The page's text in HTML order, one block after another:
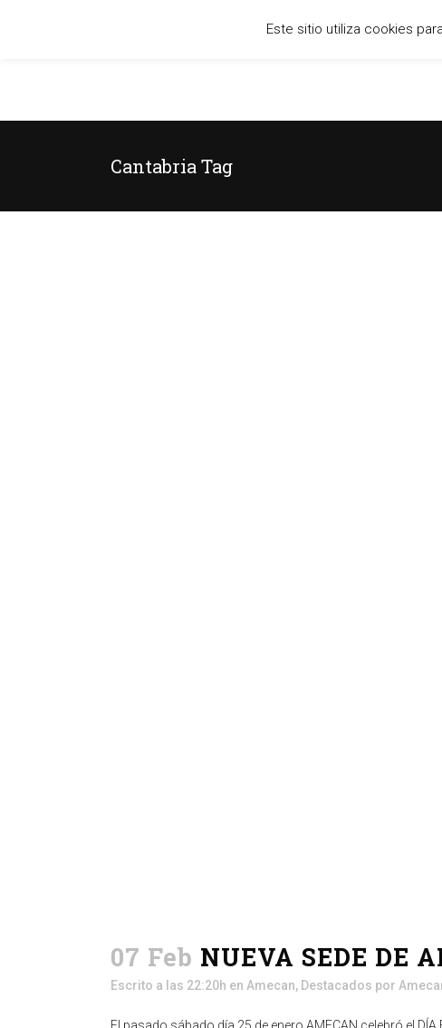
Cantabria Tag
07 Feb NUEVA SEDE DE
Escrito a las 22:20h en Amecan, Destacados por
Este sitio utiliza cookies